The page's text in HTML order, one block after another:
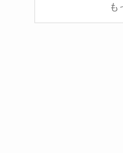
も